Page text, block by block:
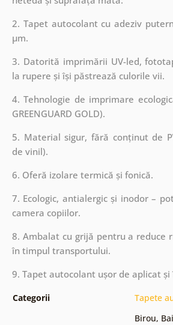
2. Tapet autocolant cu adeziv
µm.
3. Datorită imprimării UV-led,
la rupere și își păstrează culorile vii.
4. Tehnologie de imprimare
GREENGUARD GOLD).
5. Material sigur, fără conținut de
de vinil).
6. Oferă izolare termică și fonică.
7. Ecologic, antialergic și inodor –
camera copiilor.
8. Ambalat cu grijă pentru a reduce
în timpul transportului.
9. Tapet autocolant ușor de aplicat
Categorii Tapete
Birou,